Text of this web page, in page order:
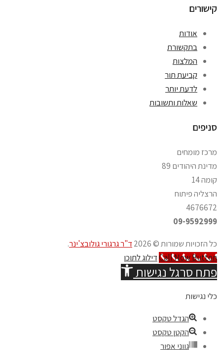
אודות
בתקשורת
המלצות
קביעת תור
לדעת יותר
שאלות ותשובות
מומחים
היהודים 89
14
פיתוח
09-
הזכויות שמורות © 2026 ד"ר גרגורי גולובצ'ינר.
Call Nowדילוג לתוכן
סרגל נגישות
נגישות
הגדל טקסט
הקטן טקסט
גווני אפור